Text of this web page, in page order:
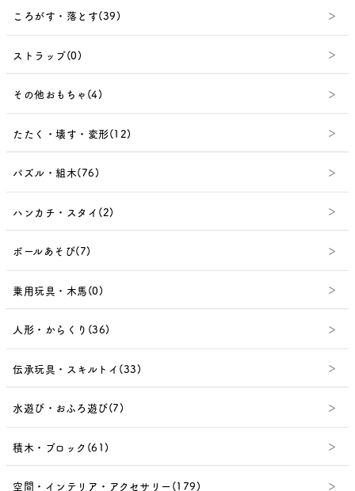
ころがす・落とす(39)
ストラップ(0)
その他おもちゃ(4)
たたく・壊す・変形(12)
パズル・組木(76)
ハンカチ・スタイ(2)
ボールあそび(7)
乗用玩具・木馬(0)
人形・からくり(36)
伝承玩具・スキルトイ(33)
水遊び・おふろ遊び(7)
積木・ブロック(61)
空間・インテリア・アクセサリー(179)